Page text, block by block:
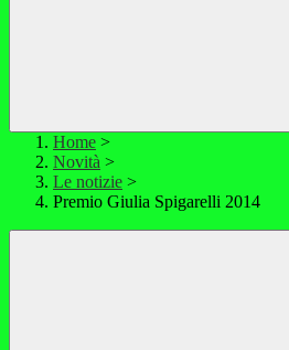
Home >
Novità >
Le notizie >
Premio Giulia Spigarelli 2014